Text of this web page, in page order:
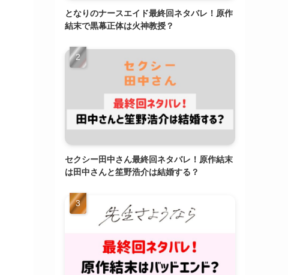
となりのナースエイド最終回ネタバレ！原作
結末で黒幕正体は火神教授？
セクシー田中さん最終回ネタバレ！原作結末
は田中さんと笙野浩介は結婚する？